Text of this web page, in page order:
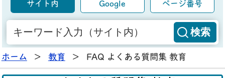
サイト内 Google ページ番号
ホーム > 教育 > FAQ よくある質問集 教育